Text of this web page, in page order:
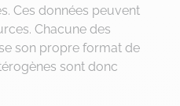
Ces données peuvent
Chacune des
son propre format de
sont donc